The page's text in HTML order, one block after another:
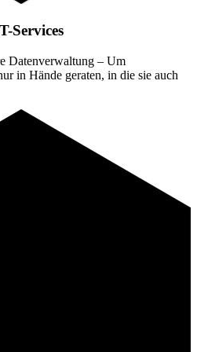
Services
Datenverwaltung – Um
in Hände geraten, in die sie auch